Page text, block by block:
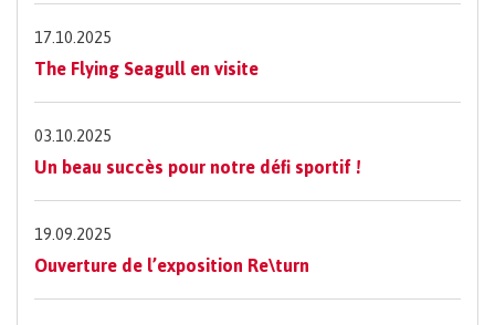
17.10.2025
The Flying Seagull en visite
03.10.2025
Un beau succès pour notre défi sportif !
19.09.2025
Ouverture de l’exposition Re\turn